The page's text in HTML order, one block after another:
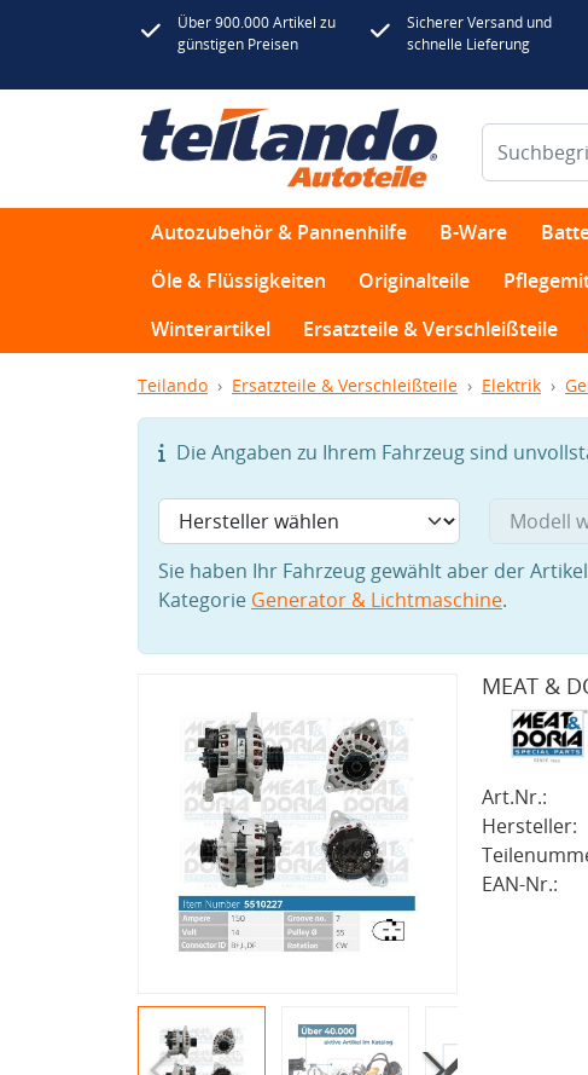
Über 900.000 Artikel zu
günstigen Preisen
Sicherer Versand und
schnelle Lieferung
Autozubehör & Pannenhilfe B-Ware
Öle & Flüssigkeiten
Originalteile
Winterartikel
Ersatzteile & Verschleißteile
Teilando Ersatzteile & Verschleißteile Elektrik
Die Angaben zu Ihrem Fahrzeug sind
Sie haben Ihr Fahrzeug gewählt aber der
Kategorie Generator & Lichtmaschine.
MEAT &
Art.Nr.:
Hersteller:
EAN-Nr.: